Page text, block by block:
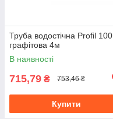
Труба водостічна Profil 100
графітова 4м
В наявності
715,79 ₴ 753,46 ₴
Купити